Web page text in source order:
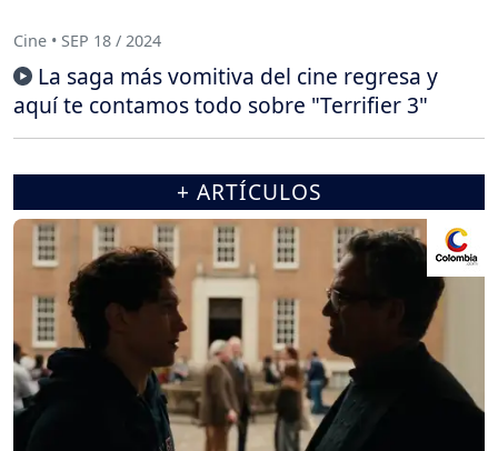
Cine • SEP 18 / 2024
La saga más vomitiva del cine regresa y
aquí te contamos todo sobre "Terrifier 3"
+ ARTÍCULOS